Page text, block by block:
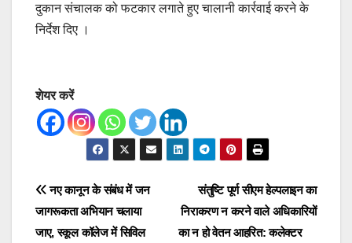
दुकान संचालक को फटकार लगाते हुए चालानी कार्रवाई करने के
निर्देश दिए ।
शेयर करें
Post
navigation
संतुष्टि पूर्ण सीएम हेल्पलाइन का
निराकरण न करने वाले अधिकारियों
का न हो वेतन आहरित: कलेक्टर
नए कानून के संबंध में जन
जागरूकता अभियान चलाया
जाए, स्कूल कॉलेज में सिविल